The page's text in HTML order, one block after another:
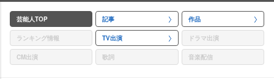
芸能人TOP 記事 作品
ランキング情報 TV出演 ドラマ出演
CM出演 歌詞 音楽配信